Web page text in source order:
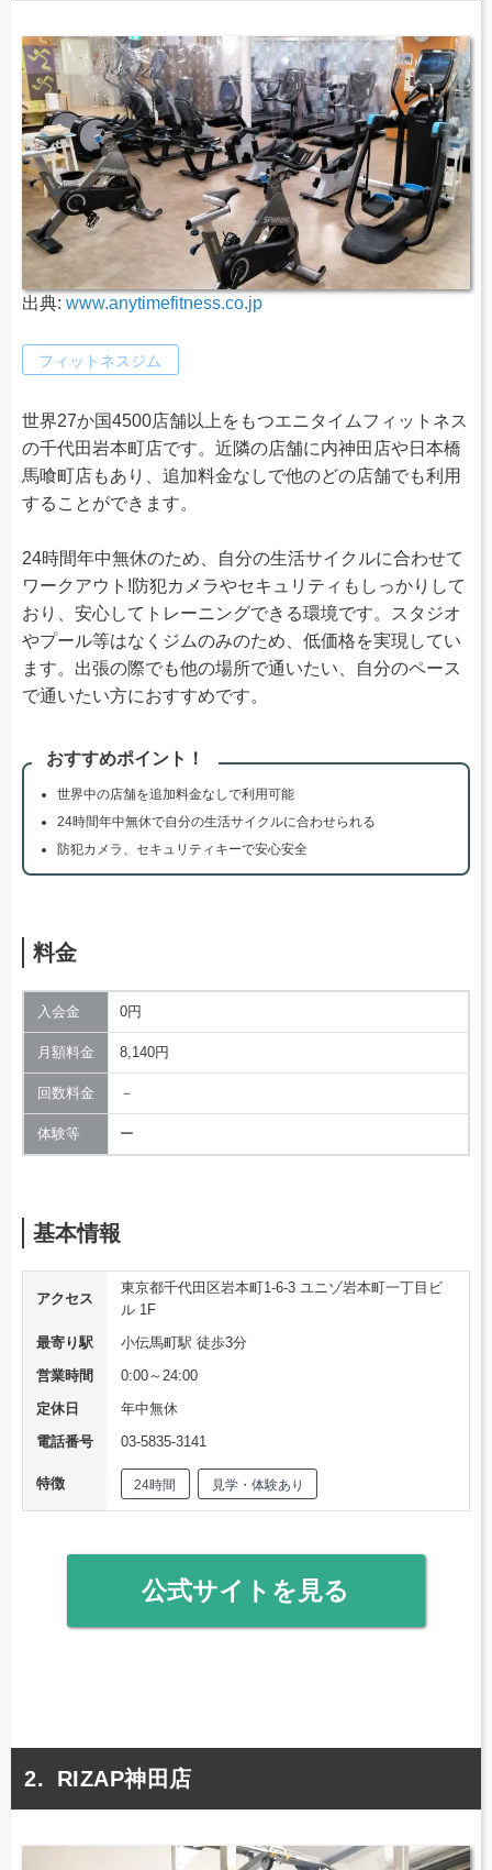
出典: www.anytimefitness.co.jp
フィットネスジム
世界27か国4500店舗以上をもつエニタイムフィットネス
の千代田岩本町店です。近隣の店舗に内神田店や日本橋
馬喰町店もあり、追加料金なしで他のどの店舗でも利用
することができます。
24時間年中無休のため、自分の生活サイクルに合わせて
ワークアウト!防犯カメラやセキュリティもしっかりして
おり、安心してトレーニングできる環境です。スタジオ
やプール等はなくジムのみのため、低価格を実現してい
ます。出張の際でも他の場所で通いたい、自分のペース
で通いたい方におすすめです。
おすすめポイント！
世界中の店舗を追加料金なしで利用可能
24時間年中無休で自分の生活サイクルに合わせられる
防犯カメラ、セキュリティキーで安心安全
料金
入会金 0円
月額料金 8,140円
回数料金 －
体験等 ー
基本情報
アクセス
東京都千代田区岩本町1-6-3 ユニゾ岩本町一丁目ビ
ル 1F
最寄り駅
小伝馬町駅 徒歩3分
営業時間
0:00～24:00
定休日
年中無休
電話番号
03-5835-3141
特徴 24時間 見学・体験あり
公式サイトを見る
RIZAP神田店